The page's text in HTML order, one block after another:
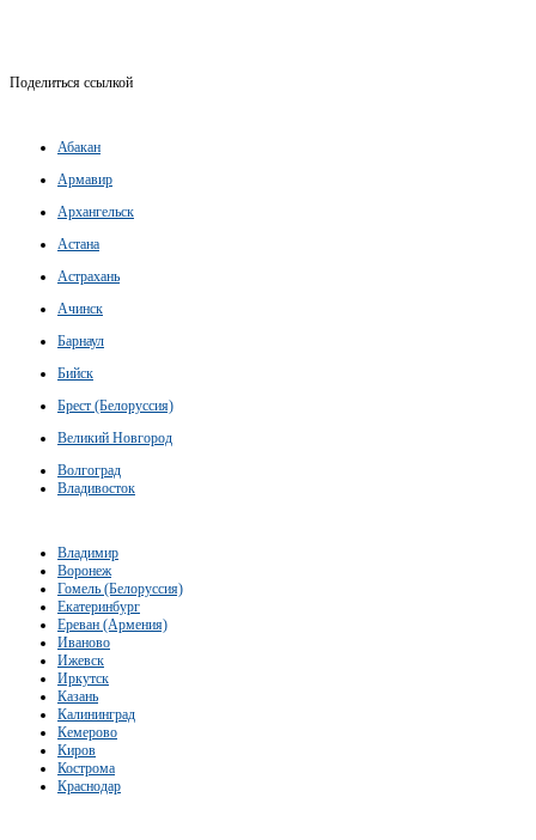
Поделиться ссылкой
Абакан
Армавир
Архангельск
Астана
Астрахань
Ачинск
Барнаул
Бийск
Брест (Белоруссия)
Великий Новгород
Волгоград
Владивосток
Владимир
Воронеж
Гомель (Белоруссия)
Екатеринбург
Ереван (Армения)
Иваново
Ижевск
Иркутск
Казань
Калининград
Кемерово
Киров
Кострома
Краснодар